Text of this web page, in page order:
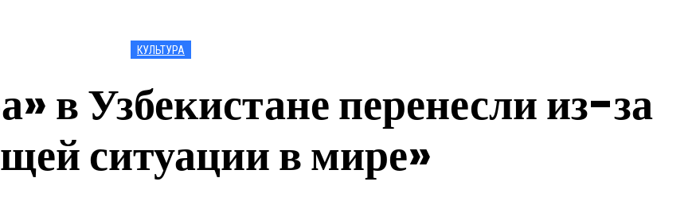
КУЛЬТУРА
в Узбекистане перенесли из-за
ситуации в мире»